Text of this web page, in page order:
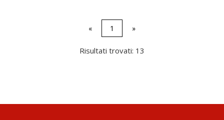
« 1 »
Risultati trovati: 13